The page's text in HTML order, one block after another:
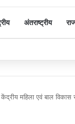
अंतराष्ट्रीय
राममोहन राय की जयंती पर
महिला एवं बाल विकास